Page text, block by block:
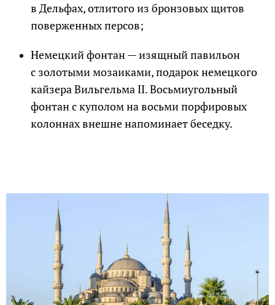
в Дельфах, отлитого из бронзовых щитов
поверженных персов;
Немецкий фонтан — изящный павильон
с золотыми мозаиками, подарок немецкого
кайзера Вильгельма II. Восьмиугольный
фонтан с куполом на восьми порфировых
колоннах внешне напоминает беседку.